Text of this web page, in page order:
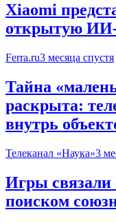
Xiaomi
открытую
Ferra.ru3 месяца спустя
Тайна
раскрыта:
внутрь
Телеканал «Наука»3
Игры
поиском